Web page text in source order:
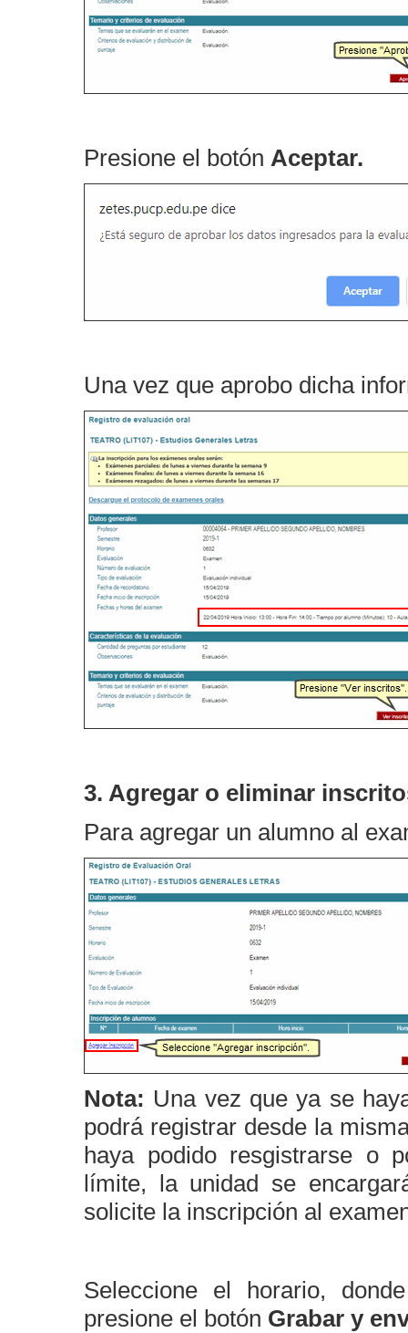
Presione el botón Aceptar.
Una vez que aprobo dicha
3. Agregar o eliminar
Para agregar un alumno al
Nota: Una vez que ya se
podrá registrar desde la
haya podido resgistrarse o
límite, la unidad se
solicite la inscripción al
Seleccione el horario,
presione el botón Grabar y